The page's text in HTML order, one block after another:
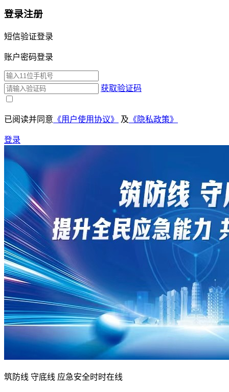
登录注册
短信验证登录
账户密码登录
获取验证码
已阅读并同意 《用户使用协议》 及 《隐私政策》
登录
筑防线 守底线 应急安全时时在线